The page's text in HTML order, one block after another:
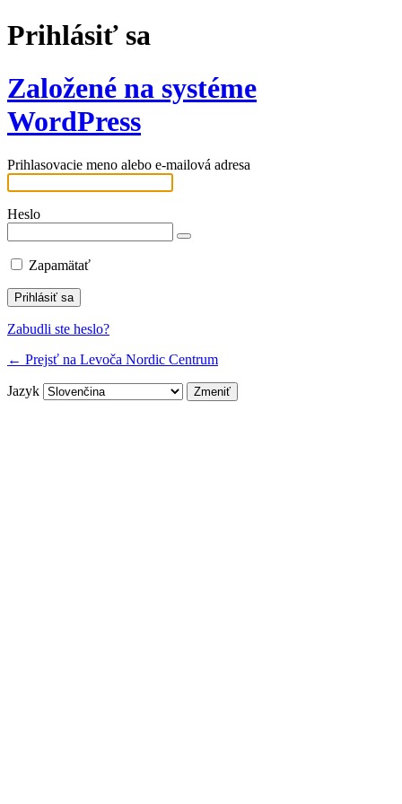
Prihlásiť sa
Založené na systéme
WordPress
Prihlasovacie meno alebo e-mailová adresa
Heslo
Zapamätať
Zabudli ste heslo?
← Prejsť na Levoča Nordic Centrum
Jazyk